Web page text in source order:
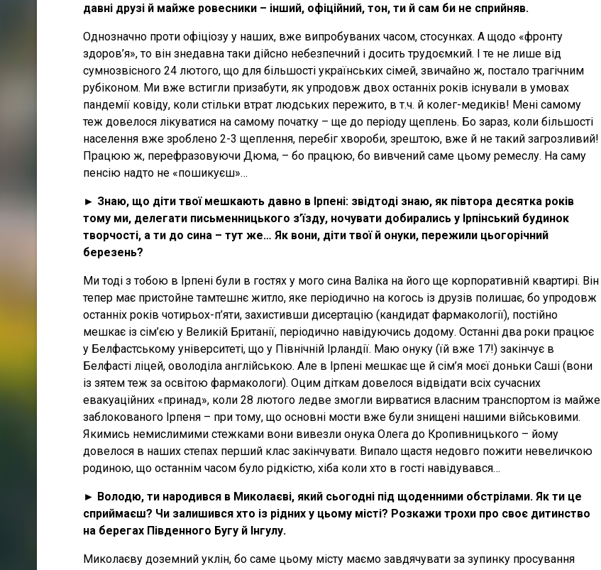
давні друзі й майже ровесники – інший, офіційний, тон, ти й сам би не сприйняв.
Однозначно проти офіціозу у наших, вже випробуваних часом, стосунках. А щодо «фронту
здоров’я», то він знедавна таки дійсно небезпечний і досить трудоємкий. І те не лише від
сумнозвісного 24 лютого, що для більшості українських сімей, звичайно ж, постало трагічним
рубіконом. Ми вже встигли призабути, як упродовж двох останніх років існували в умовах
пандемії ковіду, коли стільки втрат людських пережито, в т.ч. й колег-медиків! Мені самому
теж довелося лікуватися на самому початку – ще до періоду щеплень. Бо зараз, коли більшості
населення вже зроблено 2-3 щеплення, перебіг хвороби, зрештою, вже й не такий загрозливий!
Працюю ж, перефразовуючи Дюма, – бо працюю, бо вивчений саме цьому ремеслу. На саму
пенсію надто не «пошикуєш»…
► Знаю, що діти твої мешкають давно в Ірпені: звідтоді знаю, як півтора десятка років
тому ми, делегати письменницького з’їзду, ночувати добирались у Ірпінський будинок
творчості, а ти до сина – тут же… Як вони, діти твої й онуки, пережили цьогорічний
березень?
Ми тоді з тобою в Ірпені були в гостях у мого сина Валіка на його ще корпоративній квартирі. Він
тепер має пристойне тамтешнє житло, яке періодично на когось із друзів полишає, бо упродовж
останніх років чотирьох-п’яти, захистивши дисертацію (кандидат фармакології), постійно
мешкає із сім’єю у Великій Британії, періодично навідуючись додому. Останні два роки працює
у Белфастському університеті, що у Північній Ірландії. Маю онуку (їй вже 17!) закінчує в
Белфасті ліцей, оволоділа англійською. Але в Ірпені мешкає ще й сім’я моєї доньки Саші (вони
із зятем теж за освітою фармакологи). Оцим діткам довелося відвідати всіх сучасних
евакуаційних «принад», коли 28 лютого ледве змогли вирватися власним транспортом із майже
заблокованого Ірпеня – при тому, що основні мости вже були знищені нашими військовими.
Якимись немислимими стежками вони вивезли онука Олега до Кропивницького – йому
довелося в наших степах перший клас закінчувати. Випало щастя недовго пожити невеличкою
родиною, що останнім часом було рідкістю, хіба коли хто в гості навідувався…
► Володю, ти народився в Миколаєві, який сьогодні під щоденними обстрілами. Як ти це
сприймаєш? Чи залишився хто із рідних у цьому місті? Розкажи трохи про своє дитинство
на берегах Південного Бугу й Інгулу.
Миколаєву доземний уклін, бо саме цьому місту маємо завдячувати за зупинку просування